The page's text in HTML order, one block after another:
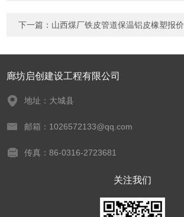
下一篇： 山西煤厂铁皮管道保温铝皮橡塑报价
廊坊启创建设工程有限公司
地址：大城县
邮箱：1026572133@qq.com
传真：86-0316-2723681
关注我们